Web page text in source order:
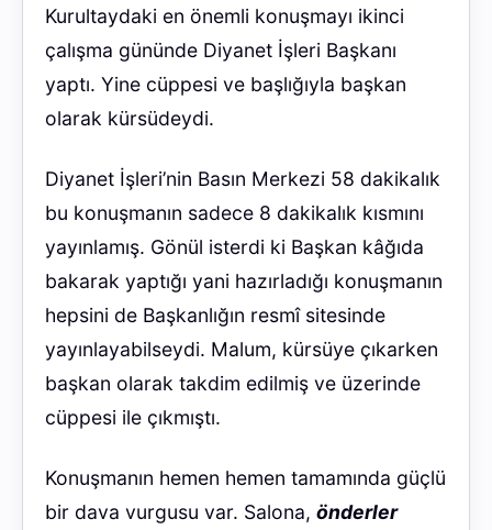
Kurultaydaki en önemli konuşmayı ikinci
çalışma gününde Diyanet İşleri Başkanı
yaptı. Yine cüppesi ve başlığıyla başkan
olarak kürsüdeydi.
Diyanet İşleri’nin Basın Merkezi 58 dakikalık
bu konuşmanın sadece 8 dakikalık kısmını
yayınlamış. Gönül isterdi ki Başkan kâğıda
bakarak yaptığı yani hazırladığı konuşmanın
hepsini de Başkanlığın resmî sitesinde
yayınlayabilseydi. Malum, kürsüye çıkarken
başkan olarak takdim edilmiş ve üzerinde
cüppesi ile çıkmıştı.
Konuşmanın hemen hemen tamamında güçlü
bir dava vurgusu var. Salona, önderler